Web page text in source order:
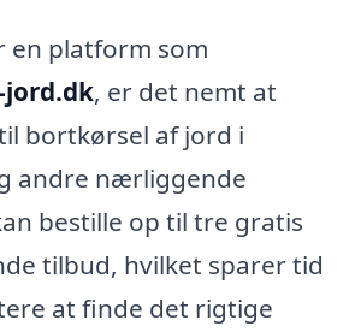
en platform som
, er det nemt at
bortkørsel af jord i
andre nærliggende
bestille op til tre gratis
tilbud, hvilket sparer tid
at finde det rigtige